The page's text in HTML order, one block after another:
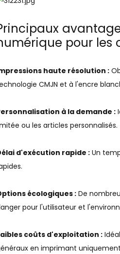
pour les
haute résolution :
CMJN et à l'encre
à la demande :
ou les articles personnalisés.
d'exécution rapide : Un
écologiques :De
pour l'utilisateur et
coûts d'exploitation :
en imprimant